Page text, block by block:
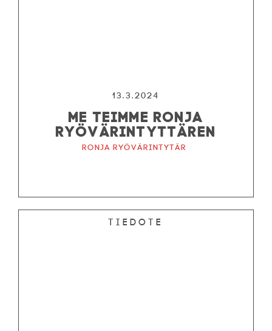
13.3.2024
ME TEIMME RONJA
RYÖVÄRINTYTTÄREN
Ronja ryövärintytär
Tiedote